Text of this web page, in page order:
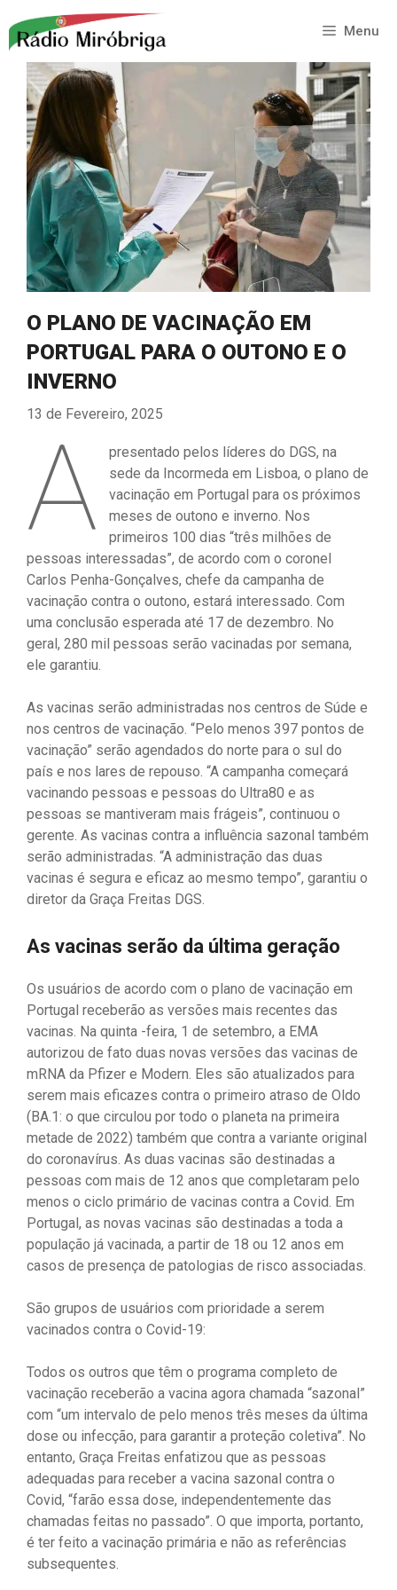
para
conteúdo
Menu
O PLANO DE VACINAÇÃO EM
PORTUGAL PARA O OUTONO E O
INVERNO
13 de Fevereiro, 2025
A
presentado pelos líderes do DGS, na
sede da Incormeda em Lisboa, o plano de
vacinação em Portugal para os próximos
meses de outono e inverno. Nos
primeiros 100 dias “três milhões de
pessoas interessadas”, de acordo com o coronel
Carlos Penha-Gonçalves, chefe da campanha de
vacinação contra o outono, estará interessado. Com
uma conclusão esperada até 17 de dezembro. No
geral, 280 mil pessoas serão vacinadas por semana,
ele garantiu.
As vacinas serão administradas nos centros de Súde e
nos centros de vacinação. “Pelo menos 397 pontos de
vacinação” serão agendados do norte para o sul do
país e nos lares de repouso. “A campanha começará
vacinando pessoas e pessoas do Ultra80 e as
pessoas se mantiveram mais frágeis”, continuou o
gerente. As vacinas contra a influência sazonal também
serão administradas. “A administração das duas
vacinas é segura e eficaz ao mesmo tempo”, garantiu o
diretor da Graça Freitas DGS.
As vacinas serão da última geração
Os usuários de acordo com o plano de vacinação em
Portugal receberão as versões mais recentes das
vacinas. Na quinta -feira, 1 de setembro, a EMA
autorizou de fato duas novas versões das vacinas de
mRNA da Pfizer e Modern. Eles são atualizados para
serem mais eficazes contra o primeiro atraso de Oldo
(BA.1: o que circulou por todo o planeta na primeira
metade de 2022) também que contra a variante original
do coronavírus. As duas vacinas são destinadas a
pessoas com mais de 12 anos que completaram pelo
menos o ciclo primário de vacinas contra a Covid. Em
Portugal, as novas vacinas são destinadas a toda a
população já vacinada, a partir de 18 ou 12 anos em
casos de presença de patologias de risco associadas.
São grupos de usuários com prioridade a serem
vacinados contra o Covid-19:
Todos os outros que têm o programa completo de
vacinação receberão a vacina agora chamada “sazonal”
com “um intervalo de pelo menos três meses da última
dose ou infecção, para garantir a proteção coletiva”. No
entanto, Graça Freitas enfatizou que as pessoas
adequadas para receber a vacina sazonal contra o
Covid, “farão essa dose, independentemente das
chamadas feitas no passado”. O que importa, portanto,
é ter feito a vacinação primária e não as referências
subsequentes.